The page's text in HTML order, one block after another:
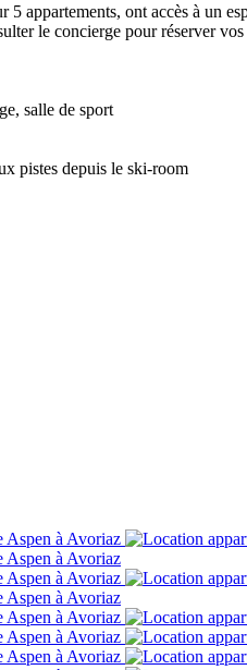
5 appartements, ont accès à un
le concierge pour réserver
salle de sport
pistes depuis le ski-room